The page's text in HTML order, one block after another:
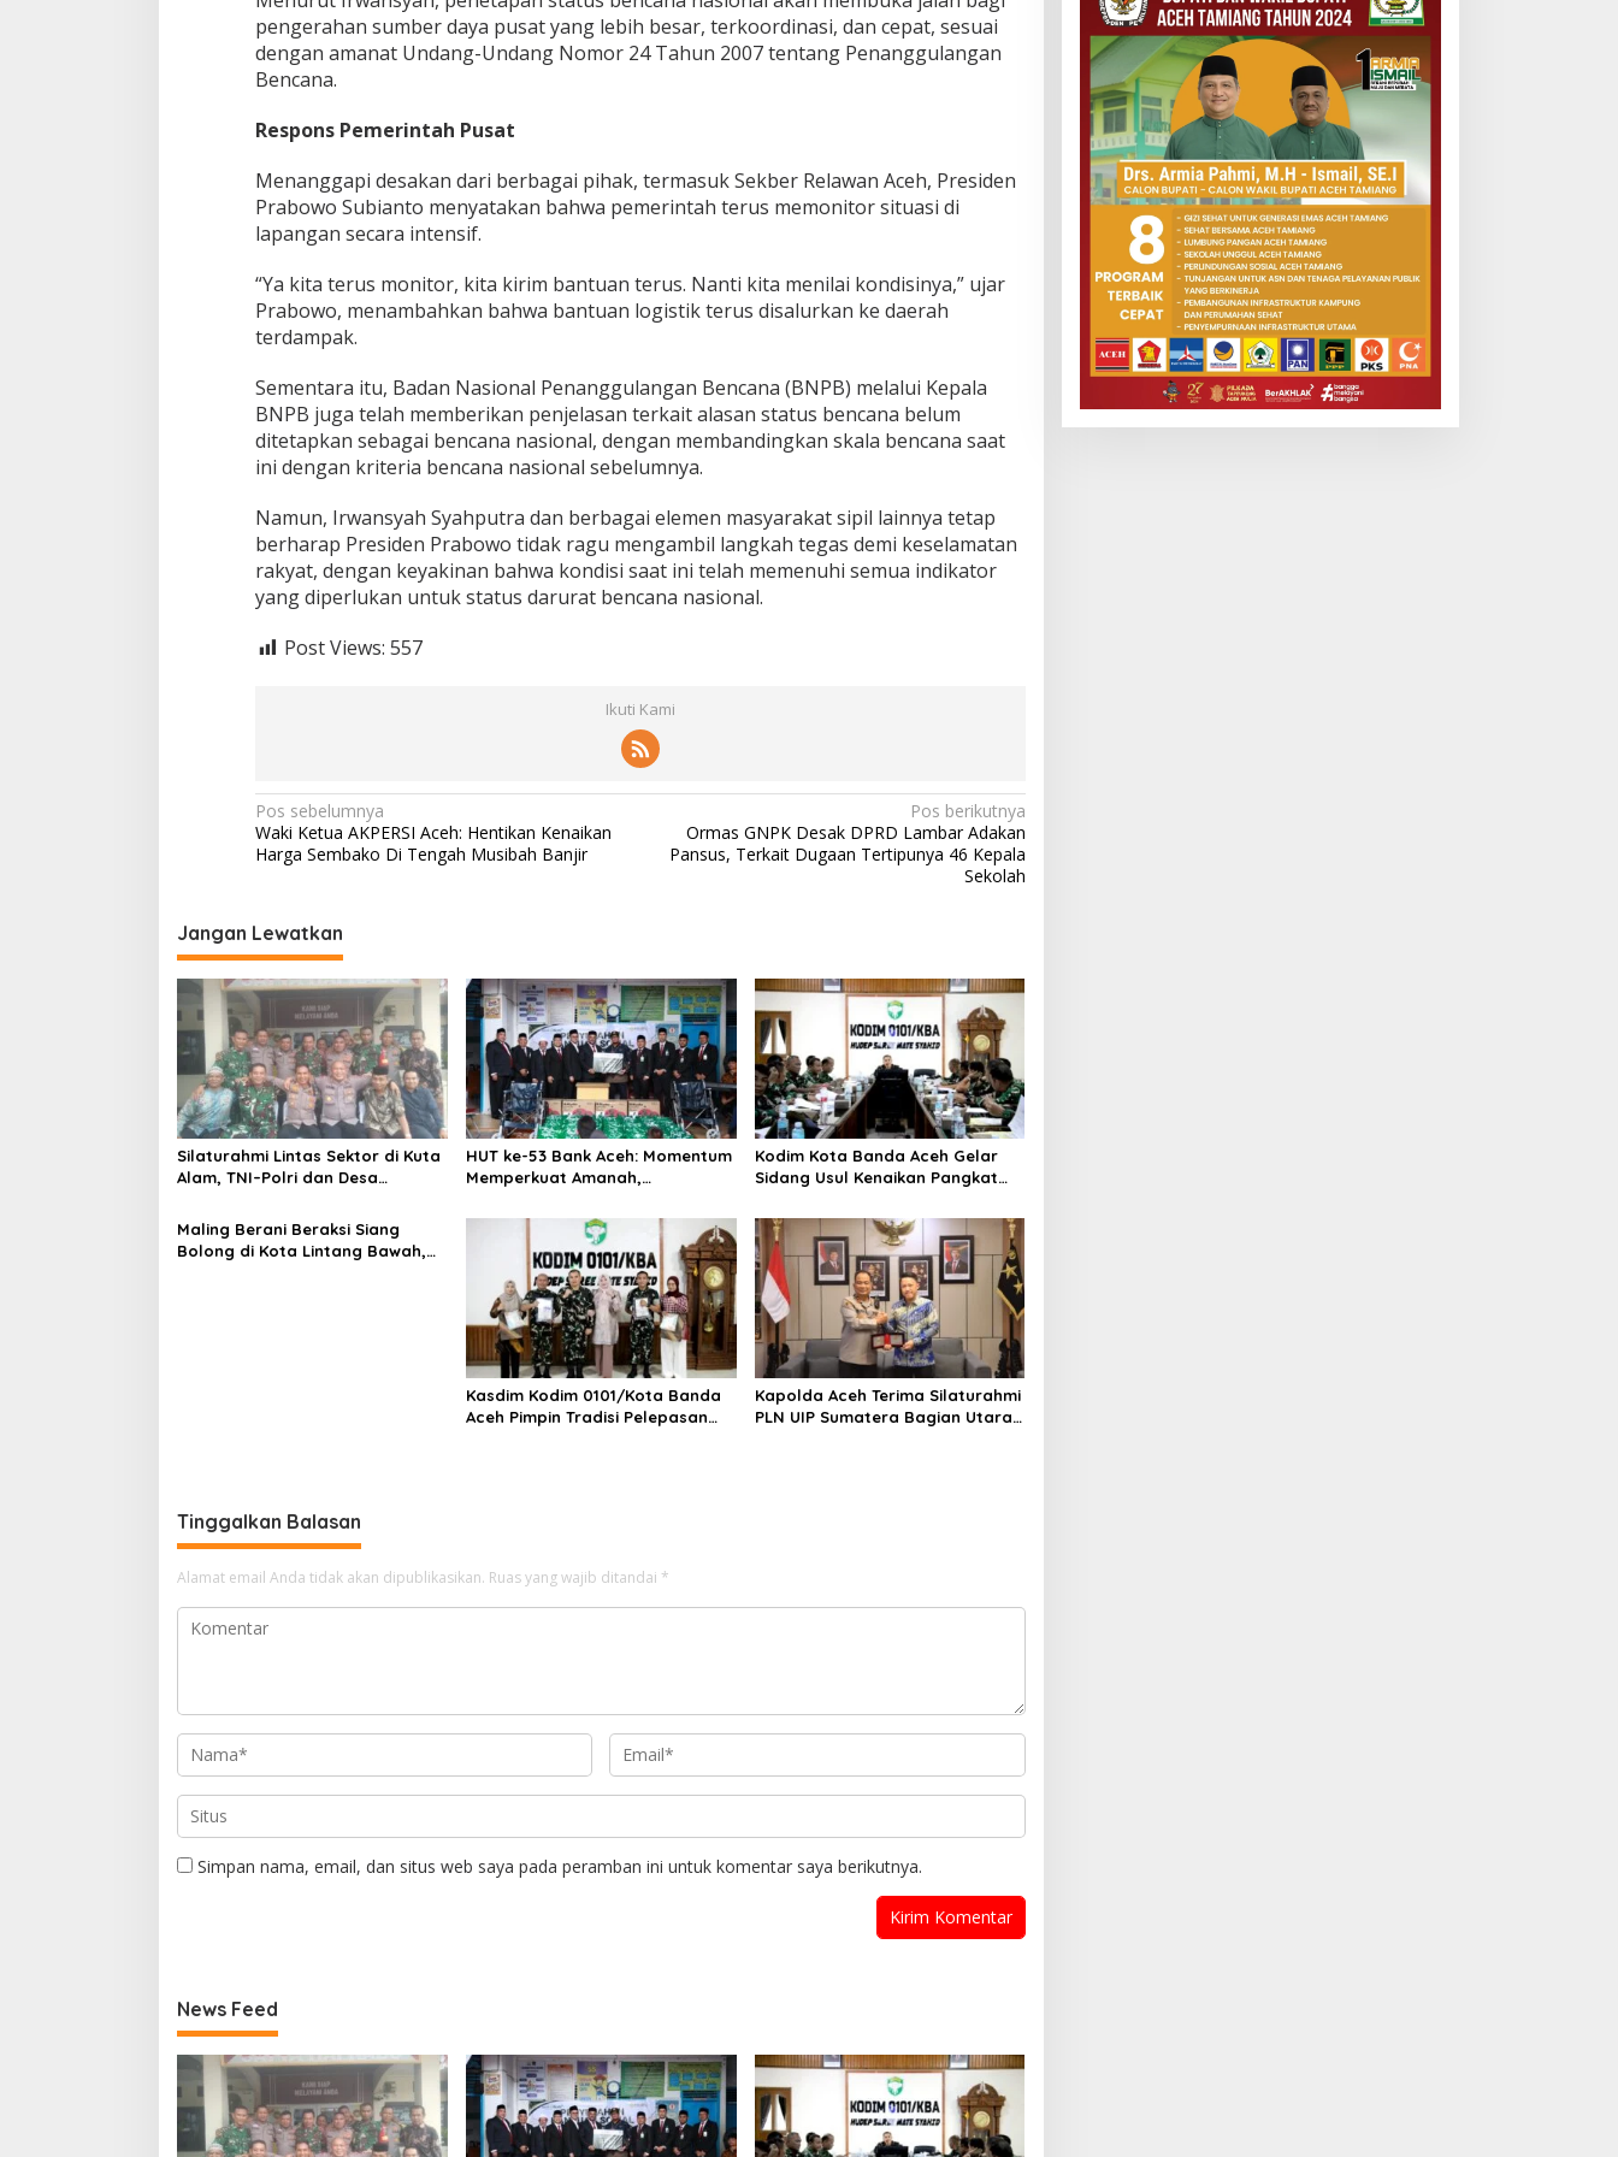
pengerahan sumber daya pusat yang lebih besar, terkoordinasi, dan cepat, sesuai
dengan amanat Undang-Undang Nomor 24 Tahun 2007 tentang Penanggulangan
Bencana.
Respons Pemerintah Pusat
Menanggapi desakan dari berbagai pihak, termasuk Sekber Relawan Aceh, Presiden
Prabowo Subianto menyatakan bahwa pemerintah terus memonitor situasi di
lapangan secara intensif.
“Ya kita terus monitor, kita kirim bantuan terus. Nanti kita menilai kondisinya,” ujar
Prabowo, menambahkan bahwa bantuan logistik terus disalurkan ke daerah
terdampak.
Sementara itu, Badan Nasional Penanggulangan Bencana (BNPB) melalui Kepala
BNPB juga telah memberikan penjelasan terkait alasan status bencana belum
ditetapkan sebagai bencana nasional, dengan membandingkan skala bencana saat
ini dengan kriteria bencana nasional sebelumnya.
Namun, Irwansyah Syahputra dan berbagai elemen masyarakat sipil lainnya tetap
berharap Presiden Prabowo tidak ragu mengambil langkah tegas demi keselamatan
rakyat, dengan keyakinan bahwa kondisi saat ini telah memenuhi semua indikator
yang diperlukan untuk status darurat bencana nasional.
Post Views: 557
Ikuti Kami
N
a
i
g
a
s
i
p
o
s
Pos sebelumnya
Waki Ketua AKPERSI Aceh: Hentikan Kenaikan
Harga Sembako Di Tengah Musibah Banjir
Pos berikutnya
Ormas GNPK Desak DPRD Lambar Adakan
Pansus, Terkait Dugaan Tertipunya 46 Kepala
Sekolah
Jangan Lewatkan
Silaturahmi Lintas Sektor di Kuta
Alam, TNI–Polri dan Desa
HUT ke-53 Bank Aceh: Momentum
Memperkuat Amanah,
Aceh
Kodim Kota Banda Aceh Gelar
Sidang Usul Kenaikan Pangkat
April 2027
Maling Berani Beraksi Siang
Bolong di Kota Lintang Bawah,
Kasdim Kodim 0101/Kota Banda
Aceh Pimpin Tradisi Pelepasan
Kapolda Aceh Terima Silaturahmi
PLN UIP Sumatera Bagian Utara,
Tinggalkan Balasan
Alamat email Anda tidak akan dipublikasikan. Ruas yang wajib ditandai *
Simpan nama, email, dan situs web saya pada peramban ini untuk komentar saya berikutnya.
News Feed